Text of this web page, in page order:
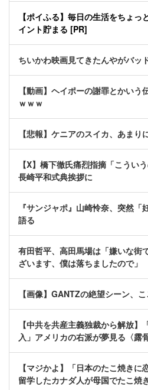
【ポイふる】毎日の生活をちょ
イント貯まる [PR]
ちいかわ映画見てきたんやがバッ
【動画】ヘイポーの謝罪とかいう
ｗｗｗ
【悲報】ケニアのスイカ、あま
【X】橋下徹氏痛烈指摘「こうい
長崎平和式典挨拶に
『サンジャポ』山崎怜奈、突然
語る
有田哲平、高田馬場は「嫌いな街
ざいます、僕は落ちましたので」
【画像】GANTZの絶望シーン、
【中共を共産主義独裁から解放
入」アメリカの右派が夢見る〈露
【マジかよ】「日本のたこ焼き
留学したカナダ人が母国でたこ焼